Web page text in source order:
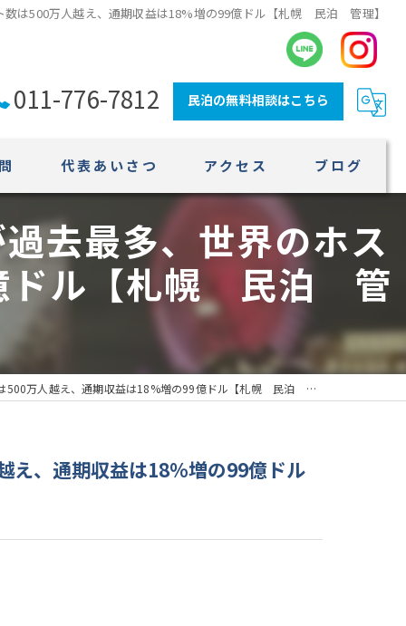
は500万人越え、通期収益は18%増の99億ドル【札幌 民泊 管理】
011-776-7812 民泊の無料相談はこちら
代表あいさつ アクセス ブログ
去最多、世界のホス
ドル【札幌 民泊 管
万人越え、通期収益は18%増の99億ドル【札幌 民泊 管理】
え、通期収益は18%増の99億ドル